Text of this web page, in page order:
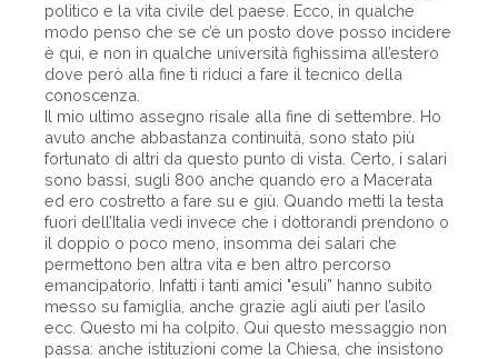
politico e la vita civile del paese. Ecco, in qualche
modo penso che se c’è un posto dove posso incidere
è qui, e non in qualche università fighissima all’estero
dove però alla fine ti riduci a fare il tecnico della
conoscenza.
Il mio ultimo assegno risale alla fine di settembre. Ho
avuto anche abbastanza continuità, sono stato più
fortunato di altri da questo punto di vista. Certo, i salari
sono bassi, sugli 800 anche quando ero a Macerata
ed ero costretto a fare su e giù. Quando metti la testa
fuori dell’Italia vedi invece che i dottorandi prendono o
il doppio o poco meno, insomma dei salari che
permettono ben altra vita e ben altro percorso
emancipatorio. Infatti i tanti amici "esuli” hanno subito
messo su famiglia, anche grazie agli aiuti per l’asilo
ecc. Questo mi ha colpito. Qui questo messaggio non
passa: anche istituzioni come la Chiesa, che insistono